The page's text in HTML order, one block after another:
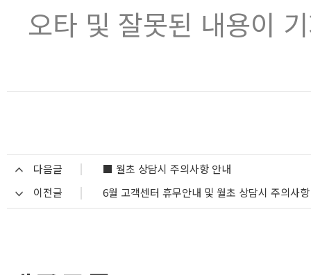
오타 및 잘못된 내용이
다음글
■ 월초 상담시 주의사항 안내
이전글
6월 고객센터 휴무안내 및 월초 상담시 주의사항